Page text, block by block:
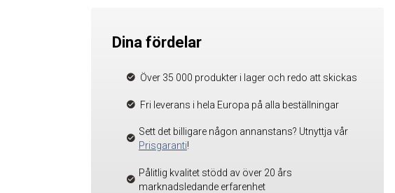
Dina fördelar
Över 35 000 produkter i lager och redo att skickas
Fri leverans i hela Europa på alla beställningar
Sett det billigare någon annanstans? Utnyttja vår
Prisgaranti!
Pålitlig kvalitet stödd av över 20 års
marknadsledande erfarenhet